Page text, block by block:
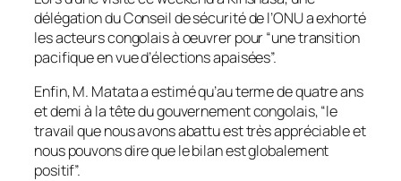
délégation du Conseil de sécurité de l’ONU a exhorté
les acteurs congolais à oeuvrer pour “une transition
pacifique en vue d’élections apaisées”.
Enfin, M. Matata a estimé qu’au terme de quatre ans
et demi à la tête du gouvernement congolais, “le
travail que nous avons abattu est très appréciable et
nous pouvons dire que le bilan est globalement
positif”.